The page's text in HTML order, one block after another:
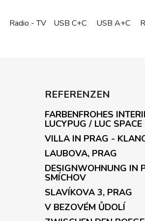
Radio - TV Podlahová zásuvka -
USB C+C USB A+C
e
l
e
m
n
e
d
e
REFERENZEN
FARBENFROHES
LUCYPUG / LUC SPACE
VILLA IN PRAG -
LAUBOVA, PRAG
DESIGNWOHNUNG IN
SMÍCHOV
SLAVÍKOVA 3, PRAG
V BEZOVÉM ŮDOLÍ